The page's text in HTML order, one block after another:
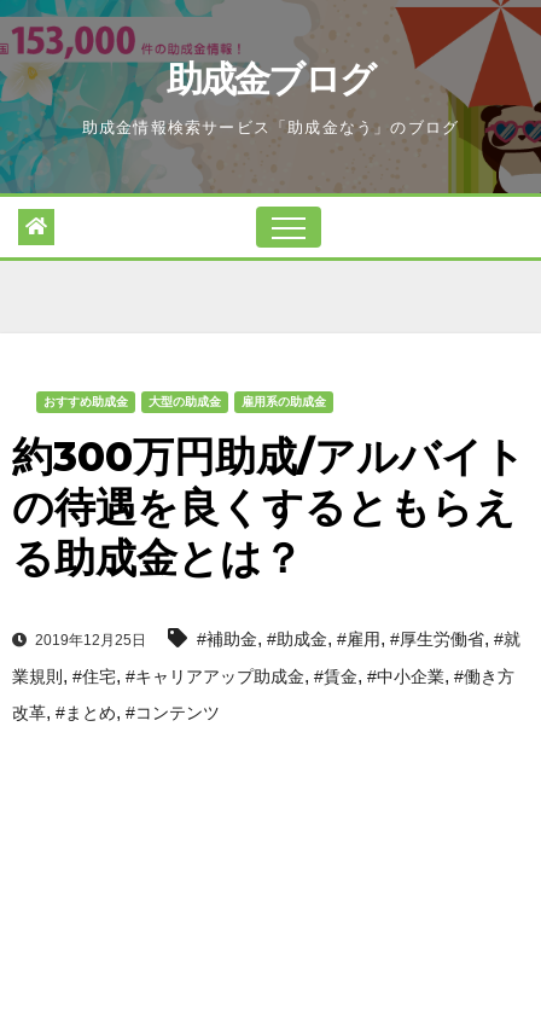
Skip
to
content
助成金ブログ
助成金情報検索サービス「助成金なう」のブログ
おすすめ助成金 大型の助成金 雇用系の助成金
約300万円助成/アルバイト
の待遇を良くするともらえ
る助成金とは？
2019年12月25日 #補助金, #助成金, #雇用, #厚生労働省, #就
業規則 , #住宅, #キャリアアップ助成金, #賃金, #中小企業, #働き方
改革, #まとめ, #コンテンツ